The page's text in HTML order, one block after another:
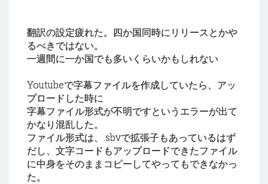
翻訳の設定疲れた。四か国同時にリリースとかや
るべきではない。
一週間に一か国でも多いくらいかもしれない
Youtubeで字幕ファイルを作成していたら、アッ
プロードした時に
字幕ファイル形式が不明ですというエラーが出て
かなり混乱した。
ファイル形式は、.sbvで拡張子もあっているはず
だし、文字コードもアップロードできたファイル
に中身をそのままコピーしてやってもできなかっ
た。